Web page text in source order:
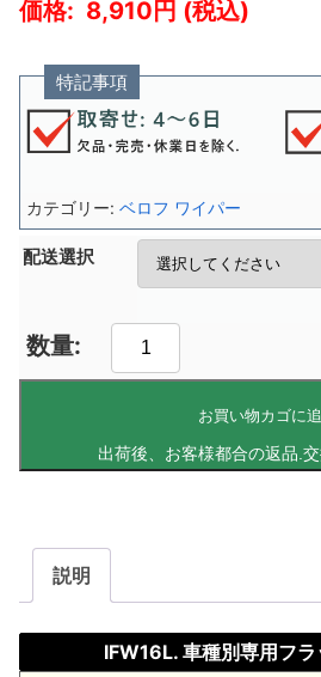
8,910
特記事項
配送選択
お買い物カゴに
カテゴリー: ベロフ ワイパー
説明
IFW16L. 車種別専用フ